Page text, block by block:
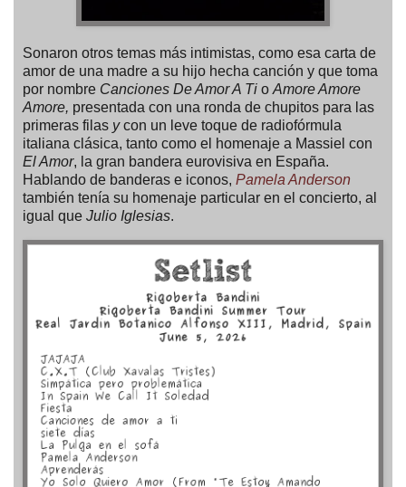
Sonaron otros temas más intimistas, como esa carta de
amor de una madre a su hijo hecha canción y que toma
por nombre Canciones De Amor A Ti oAmore Amore
Amore, presentada con una ronda de chupitos para las
primeras filas ycon un leve toque de radiofórmula
italiana clásica, tanto como el homenaje a Massiel con
El Amor, la gran bandera eurovisiva en España.
Hablando de banderas e iconos, Pamela Anderson
también tenía su homenaje particular en el concierto, al
igual que Julio Iglesias.